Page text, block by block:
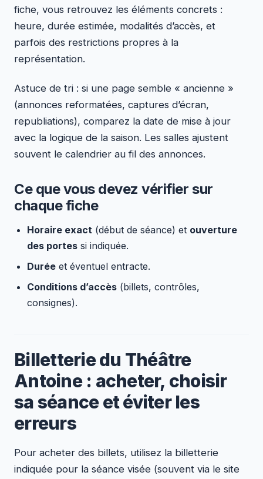
fiche, vous retrouvez les éléments concrets :
heure, durée estimée, modalités d’accès, et
parfois des restrictions propres à la
représentation.
Astuce de tri : si une page semble « ancienne »
(annonces reformatées, captures d’écran,
republiations), comparez la date de mise à jour
avec la logique de la saison. Les salles ajustent
souvent le calendrier au fil des annonces.
Ce que vous devez vérifier sur
chaque fiche
Horaire exact(début de séance) et ouverture
des portessi indiquée.
Duréeet éventuel entracte.
Conditions d’accès(billets, contrôles,
consignes).
Billetterie du Théâtre
Antoine : acheter, choisir
sa séance et éviter les
erreurs
Pour acheter des billets, utilisez la billetterie
indiquée pour la séance visée (souvent via le site